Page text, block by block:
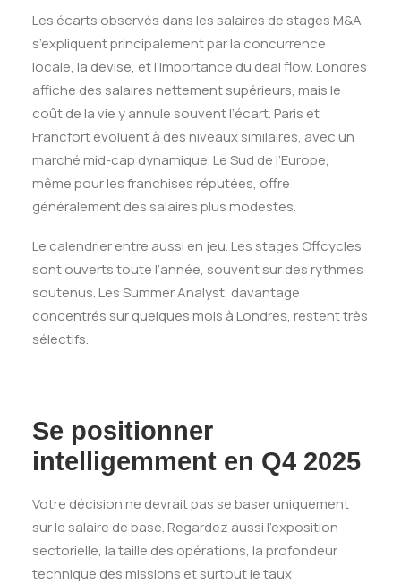
Les écarts observés dans les salaires de stages M&A
s’expliquent principalement par la concurrence
locale, la devise, et l’importance du deal flow. Londres
affiche des salaires nettement supérieurs, mais le
coût de la vie y annule souvent l’écart. Paris et
Francfort évoluent à des niveaux similaires, avec un
marché mid-cap dynamique. Le Sud de l’Europe,
même pour les franchises réputées, offre
généralement des salaires plus modestes.
Le calendrier entre aussi en jeu. Les stages Offcycles
sont ouverts toute l’année, souvent sur des rythmes
soutenus. Les Summer Analyst, davantage
concentrés sur quelques mois à Londres, restent très
sélectifs.
Se positionner
intelligemment en Q4 2025
Votre décision ne devrait pas se baser uniquement
sur le salaire de base. Regardez aussi l’exposition
sectorielle, la taille des opérations, la profondeur
technique des missions et surtout le taux